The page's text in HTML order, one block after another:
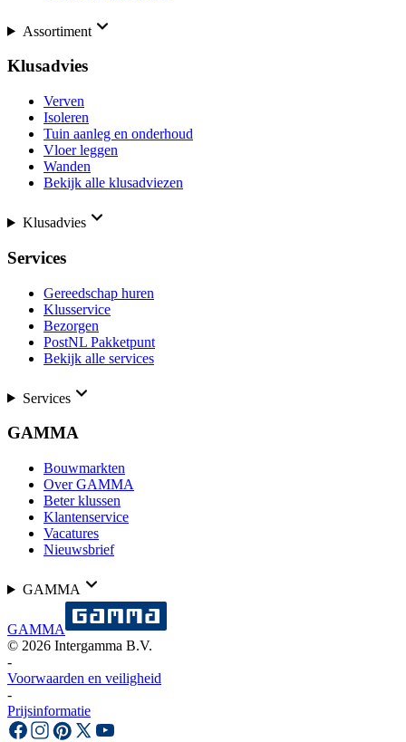
Assortiment
Klusadvies
Verven
Isoleren
Tuin aanleg en onderhoud
Vloer leggen
Wanden
Bekijk alle klusadviezen
Klusadvies
Services
Gereedschap huren
Klusservice
Bezorgen
PostNL Pakketpunt
Bekijk alle services
Services
GAMMA
Bouwmarkten
Over GAMMA
Beter klussen
Klantenservice
Vacatures
Nieuwsbrief
GAMMA
GAMMA
© 2026 Intergamma B.V.
-
Voorwaarden en veiligheid
-
Prijsinformatie